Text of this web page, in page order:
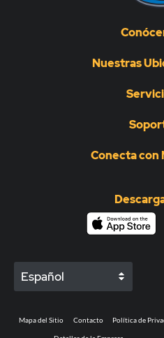
Nuestras
Conecta con
Español
Mapa del Sitio Contacto Política de